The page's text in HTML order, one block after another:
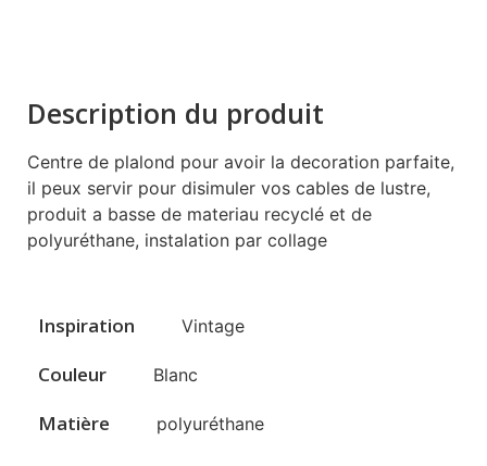
Description du produit
Centre de plalond pour avoir la decoration parfaite,
il peux servir pour disimuler vos cables de lustre,
produit a basse de materiau recyclé et de
polyuréthane, instalation par collage
Inspiration Vintage
Couleur Blanc
Matière polyuréthane